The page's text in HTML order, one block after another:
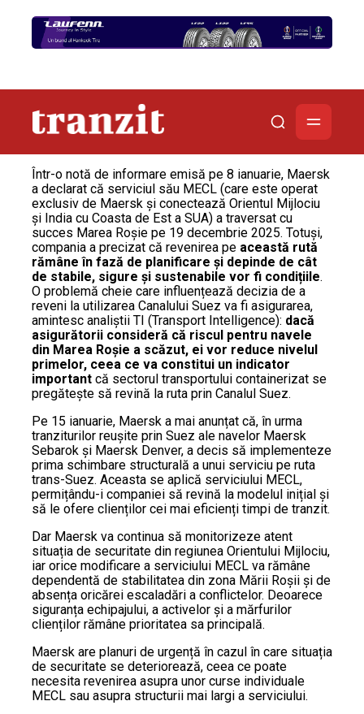
Într-o notă de informare emisă pe 8 ianuarie, Maersk
a declarat că serviciul său MECL (care este operat
exclusiv de Maersk și conectează Orientul Mijlociu
și India cu Coasta de Est a SUA) a traversat cu
succes Marea Roșie pe 19 decembrie 2025. Totuși,
compania a precizat că revenirea pe această rută
rămâne în fază de planificare și depinde de cât
de stabile, sigure și sustenabile vor fi condițiile.
O problemă cheie care influențează decizia de a
reveni la utilizarea Canalului Suez va fi asigurarea,
amintesc analiștii TI (Transport Intelligence): dacă
asigurătorii consideră că riscul pentru navele
din Marea Roșie a scăzut, ei vor reduce nivelul
primelor, ceea ce va constitui un indicator
important că sectorul transportului containerizat se
pregătește să revină la ruta prin Canalul Suez.
Pe 15 ianuarie, Maersk a mai anunțat că, în urma
tranziturilor reușite prin Suez ale navelor Maersk
Sebarok și Maersk Denver, a decis să implementeze
prima schimbare structurală a unui serviciu pe ruta
trans-Suez. Aceasta se aplică serviciului MECL,
permițându-i companiei să revină la modelul inițial și
să le ofere clienților cei mai eficienți timpi de tranzit.
Dar Maersk va continua să monitorizeze atent
situația de securitate din regiunea Orientului Mijlociu,
iar orice modificare a serviciului MECL va rămâne
dependentă de stabilitatea din zona Mării Roșii și de
absența oricărei escaladări a conflictelor. Deoarece
siguranța echipajului, a activelor și a mărfurilor
clienților rămâne prioritatea sa principală.
Maersk are planuri de urgență în cazul în care situația
de securitate se deteriorează, ceea ce poate
necesita revenirea asupra unor curse individuale
MECL sau asupra structurii mai largi a serviciului.